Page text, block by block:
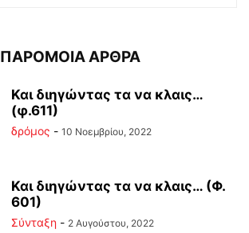
ΠΑΡΟΜΟΙΑ ΑΡΘΡΑ
Και διηγώντας τα να κλαις…
(φ.611)
δρόμος - 10 Νοεμβρίου, 2022
Και διηγώντας τα να κλαις… (Φ.
601)
Σύνταξη - 2 Αυγούστου, 2022